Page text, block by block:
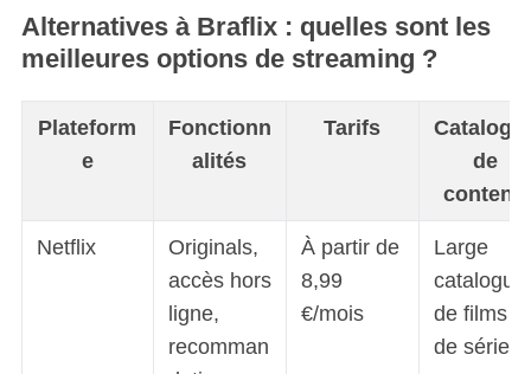
Alternatives à Braflix : quelles sont les
meilleures options de streaming ?
Plateform
e
Fonctionn
alités
Tarifs
de
contenu
Netflix
Originals,
accès hors
ligne,
recomman
À partir de
8,99
€/mois
Large
catalogue
de films et
de séries